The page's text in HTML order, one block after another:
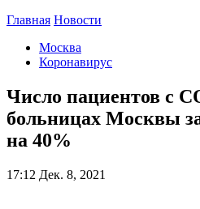
Главная Новости
Москва
Коронавирус
Число пациентов с
больницах Москвы
на 40%
17:12 Дек. 8, 2021